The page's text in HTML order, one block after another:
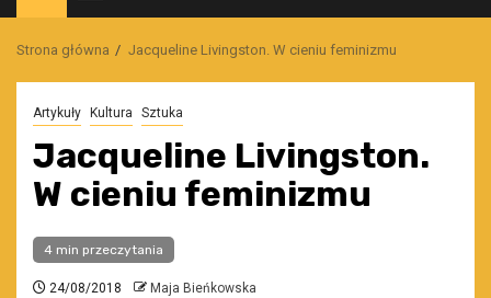
główne
Strona główna Jacqueline Livingston. W cieniu feminizmu
Artykuły Kultura Sztuka
Jacqueline Livingston.
W cieniu feminizmu
4 min przeczytania
24/08/2018 Maja Bieńkowska